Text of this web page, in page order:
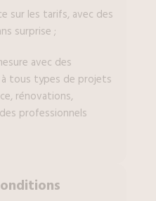
sur les tarifs, avec des
surprise ;
avec des
tous types de projets
rénovations,
professionnels